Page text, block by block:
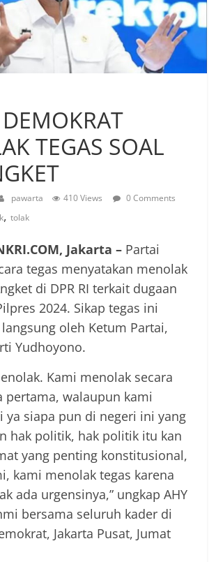
TEGAS SOAL
pawarta 410 Views
0 Comments
,tolak
Jakarta – Partai
tegas menyatakan menolak
di DPR RI terkait dugaan
2024. Sikap tegas ini
oleh Ketum Partai,
Yudhoyono.
Kami menolak secara
pertama, walaupun kami
ya siapa pun di negeri ini yang
hak politik, hak politik itu kan
yang penting konstitusional,
kami menolak tegas karena
ada urgensinya,” ungkap AHY
bersama seluruh kader di
Jakarta Pusat, Jumat